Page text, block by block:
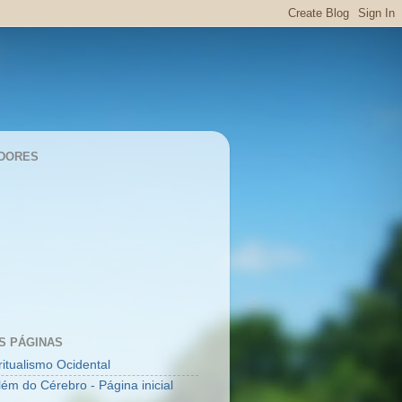
PÁGINAS
Ocidental
do Cérebro - Página inicial